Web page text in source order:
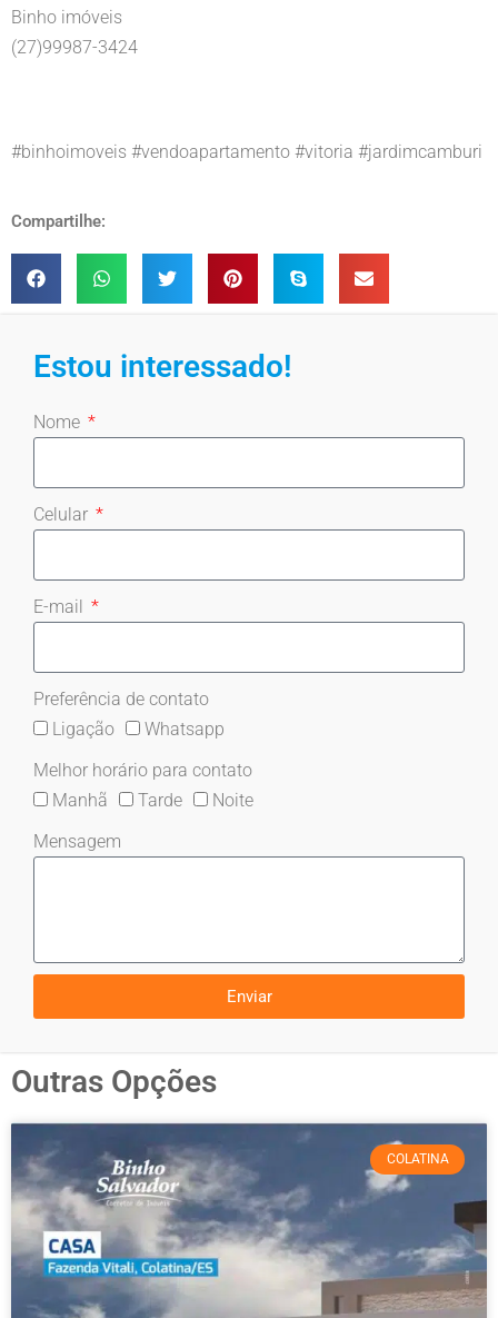
Binho imóveis
(27)99987-3424
#binhoimoveis #vendoapartamento #vitoria #jardimcamburi
Compartilhe:
Estou interessado!
Nome
Celular
E-mail
Preferência de contato
Ligação
Whatsapp
Melhor horário para contato
Manhã
Tarde
Noite
Mensagem
Enviar
Outras Opções
COLATINA